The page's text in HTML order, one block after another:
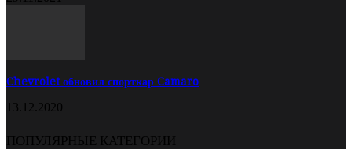
Chevrolet обновил спорткар Camaro
13.12.2020
ПОПУЛЯРНЫЕ КАТЕГОРИИ